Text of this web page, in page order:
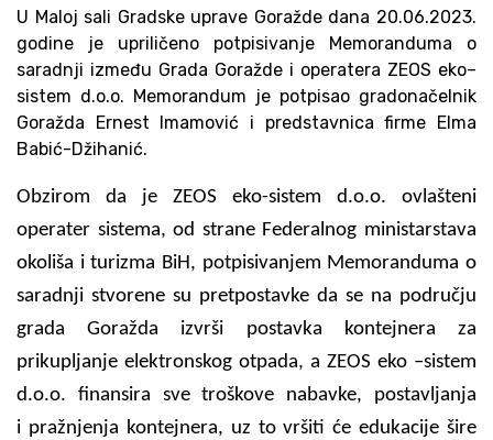
U Maloj sali Gradske uprave Goražde dana 20.06.2023.
godine je upriličeno potpisivanje Memoranduma o
saradnji između Grada Goražde i operatera ZEOS eko–
sistem d.o.o. Memorandum je potpisao gradonačelnik
Goražda Ernest Imamović i predstavnica firme Elma
Babić-Džihanić.
Obzirom da je ZEOS eko-sistem d.o.o. ovlašteni
operater sistema, od strane Federalnog ministarstava
okoliša i turizma BiH, potpisivanjem Memoranduma o
saradnji stvorene su pretpostavke da se na području
grada Goražda izvrši postavka kontejnera za
prikupljanje elektronskog otpada, a ZEOS eko –sistem
d.o.o. finansira sve troškove nabavke, postavljanja
i pražnjenja kontejnera, uz to vršiti će edukacije šire